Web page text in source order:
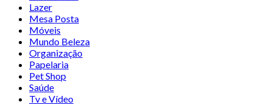
Lazer
Mesa Posta
Móveis
Mundo Beleza
Organização
Papelaria
Pet Shop
Saúde
Tv e Vídeo